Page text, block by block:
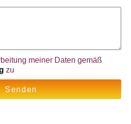
meiner Daten gemäß
zu
Senden